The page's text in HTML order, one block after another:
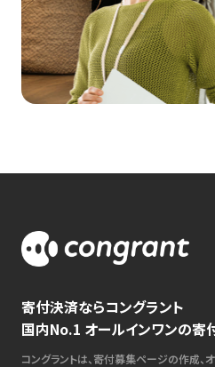
寄付決済ならコングラント
国内No.1 オールインワンの寄
コングラントは、寄付募集ページの作成、